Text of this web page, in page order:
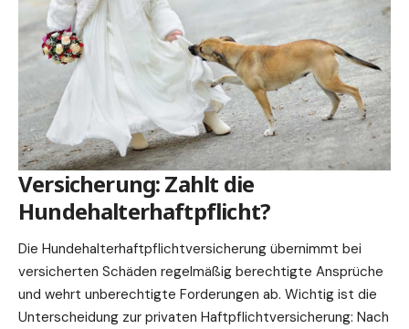
Versicherung: Zahlt die
Hundehalterhaftpflicht?
Die Hundehalterhaftpflichtversicherung übernimmt bei
versicherten Schäden regelmäßig berechtigte Ansprüche
und wehrt unberechtigte Forderungen ab. Wichtig ist die
Unterscheidung zur privaten Haftpflichtversicherung: Nach